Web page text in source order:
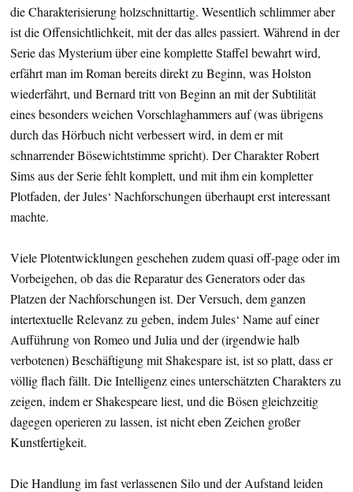
die Charakterisierung holzschnittartig. Wesentlich schlimmer aber
ist die Offensichtlichkeit, mit der das alles passiert. Während in der
Serie das Mysterium über eine komplette Staffel bewahrt wird,
erfährt man im Roman bereits direkt zu Beginn, was Holston
wiederfährt, und Bernard tritt von Beginn an mit der Subtilität
eines besonders weichen Vorschlaghammers auf (was übrigens
durch das Hörbuch nicht verbessert wird, in dem er mit
schnarrender Bösewichtstimme spricht). Der Charakter Robert
Sims aus der Serie fehlt komplett, und mit ihm ein kompletter
Plotfaden, der Jules‘ Nachforschungen überhaupt erst interessant
machte.
Viele Plotentwicklungen geschehen zudem quasi off-page oder im
Vorbeigehen, ob das die Reparatur des Generators oder das
Platzen der Nachforschungen ist. Der Versuch, dem ganzen
intertextuelle Relevanz zu geben, indem Jules‘ Name auf einer
Aufführung von Romeo und Julia und der (irgendwie halb
verbotenen) Beschäftigung mit Shakespare ist, ist so platt, dass er
völlig flach fällt. Die Intelligenz eines unterschätzten Charakters zu
zeigen, indem er Shakespeare liest, und die Bösen gleichzeitig
dagegen operieren zu lassen, ist nicht eben Zeichen großer
Kunstfertigkeit.
Die Handlung im fast verlassenen Silo und der Aufstand leiden